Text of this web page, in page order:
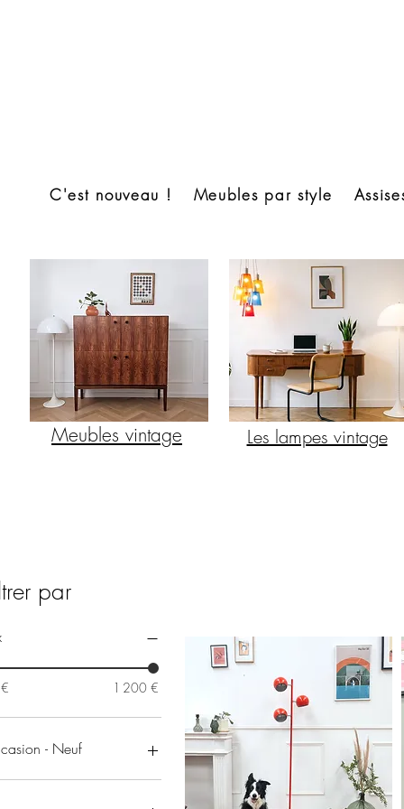
C'est nouveau ! Meubles par style
Meubles vintage Les lampes vintage
par
1 200 €
- Neuf
Neuf